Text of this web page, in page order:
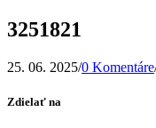
3251821
25. 06. 2025/0 Komentáre
Zdielať na